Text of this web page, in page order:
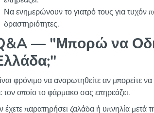
Να ενημερώνουν το γιατρό τους για τυχόν
δραστηριότητες.
— "Μπορώ να
φρόνιμο να αναρωτηθείτε αν μπορείτε
τον οποίο το φάρμακο σας επηρεάζει.
έχετε παρατηρήσει ζαλάδα ή υπνηλία μετά